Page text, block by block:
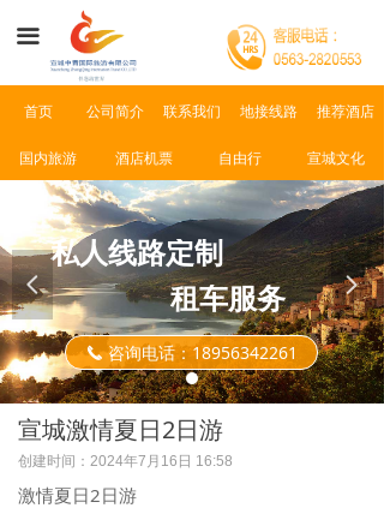
私人线路定制
租车服务
끅 咨询电话：18956342261
넳 넲
首页 公司简介 联系我们 地接线路 推荐酒店
国内旅游 酒店机票 自由行 宣城文化
끀
首页
公司简介
新闻资讯
联系我们
宣城激情夏日2日游
创建时间： 2024年7月16日 16:58
激情夏日2日游